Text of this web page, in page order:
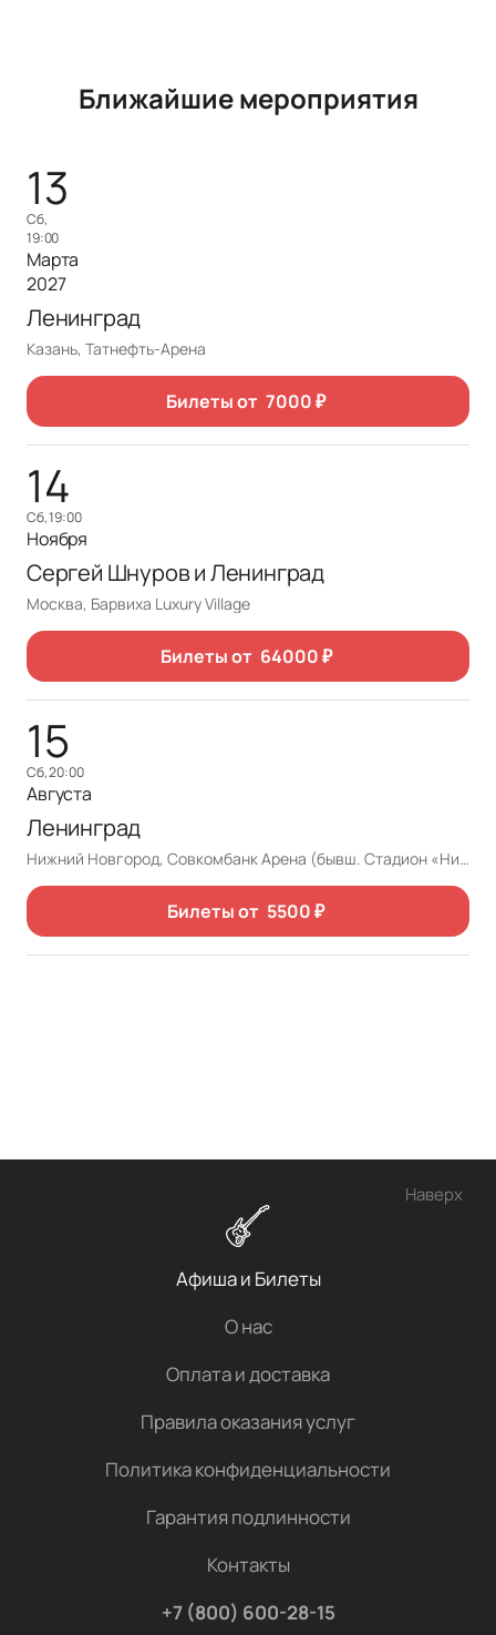
Ближайшие мероприятия
13
сб,
19:00
Марта
2027
Ленинград
Казань, Татнефть-Арена
Билеты от 7000₽
14
сб, 19:00
Ноября
Сергей Шнуров и Ленинград
Москва, Барвиха Luxury Village
Билеты от 64000₽
15
сб, 20:00
Августа
Ленинград
Нижний Новгород, Совкомбанк Арена (бывш. Стадион «Нижний Новгород»)
Билеты от 5500₽
Наверх
Афиша и Билеты
О нас
Оплата и доставка
Правила оказания услуг
Политика конфиденциальности
Гарантия подлинности
Контакты
+7 (800) 600-28-15